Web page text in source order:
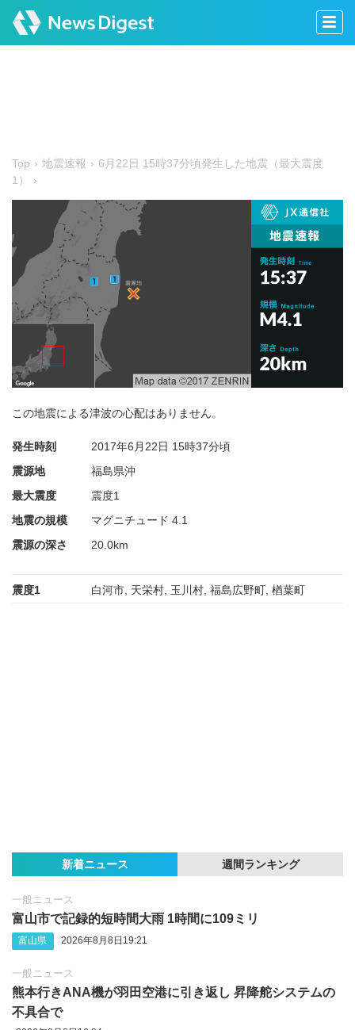
Top 地震速報
6月22日 15時37分頃発生した地震（最大震度
1）
この地震による津波の心配はありません。
発生時刻 2017年6月22日 15時37分頃
震源地
福島県沖
最大震度
震度1
地震の規模
マグニチュード 4.1
震源の深さ
20.0km
震度1 白河市, 天栄村, 玉川村, 福島広野町, 楢葉町
新着ニュース 週間ランキング
一般ニュース
富山市で記録的短時間大雨 1時間に109ミリ
富山県 2026年8月8日19:21
一般ニュース
熊本行きANA機が羽田空港に引き返し 昇降舵システムの
不具合で